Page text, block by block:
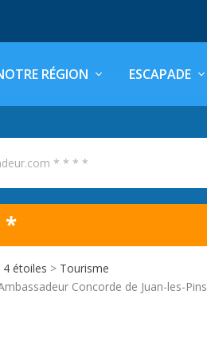
RÉGION ESCAPADE
* * * *
*
4 étoiles > Tourisme
Concorde de Juan-les-Pins